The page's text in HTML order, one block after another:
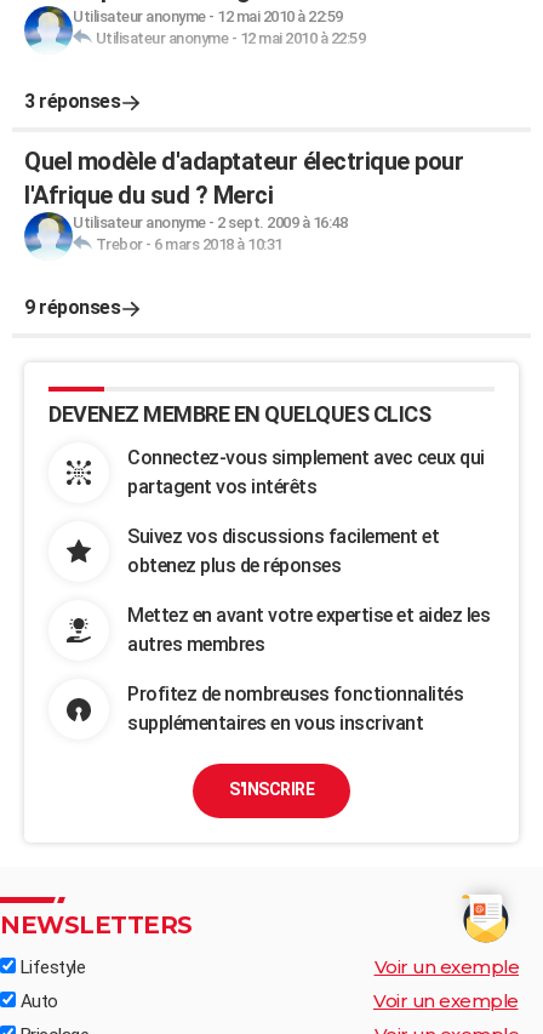
Utilisateur anonyme- 12 mai 2010 à 22:59
Utilisateur anonyme- 12 mai 2010 à 22:59
3 réponses
Quel modèle d'adaptateur électrique pour
l'Afrique du sud ? Merci
Utilisateur anonyme- 2 sept. 2009 à 16:48
Trebor- 6 mars 2018 à 10:31
9 réponses
DEVENEZ MEMBRE EN QUELQUES CLICS
Connectez-vous simplement avec ceux qui
partagent vos intérêts
Suivez vos discussions facilement et
obtenez plus de réponses
Mettez en avant votre expertise et aidez les
autres membres
Profitez de nombreuses fonctionnalités
supplémentaires en vous inscrivant
S'INSCRIRE
NEWSLETTERS
Lifestyle Voir un exemple
Auto Voir un exemple